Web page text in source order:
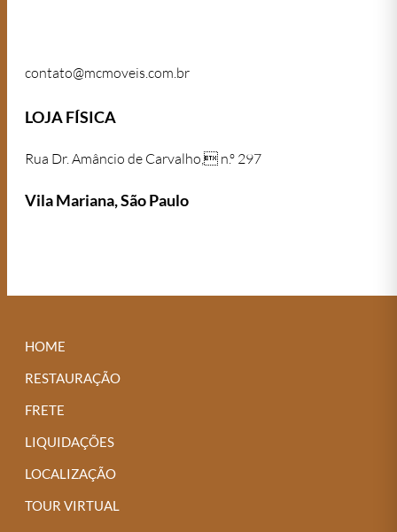
contato@mcmoveis.com.br
LOJA FÍSICA
Rua Dr. Amâncio de Carvalho, n.º 297
Vila Mariana, São Paulo
HOME
RESTAURAÇÃO
FRETE
LIQUIDAÇÕES
LOCALIZAÇÃO
TOUR VIRTUAL